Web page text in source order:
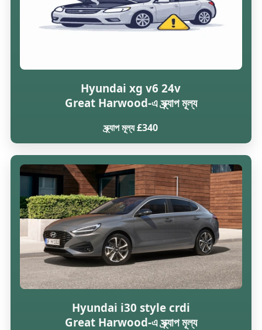
Hyundai xg v6 24v
Great Harwood-এ স্ক্র্যাপ মূল্য
স্ক্র্যাপ মূল্য £340
Hyundai i30 style crdi
Great Harwood-এ স্ক্র্যাপ মূল্য